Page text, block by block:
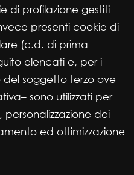
di profilazione gestiti
presenti cookie di
(c.d. di prima
elencati e, per i
del soggetto terzo ove
sono utilizzati per
dei
ed ottimizzazione